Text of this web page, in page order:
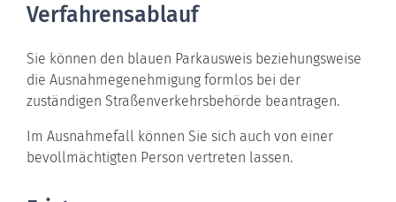
Verfahrensablauf
Sie können den blauen Parkausweis beziehungsweise
die Ausnahmegenehmigung formlos bei der
zuständigen Straßenverkehrsbehörde beantragen.
Im Ausnahmefall können Sie sich auch von einer
bevollmächtigten Person vertreten lassen.